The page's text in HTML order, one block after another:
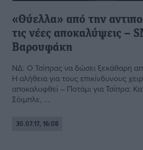
«Θύελλα» από την
τις νέες αποκαλύψεις –
Βαρουφάκη
ΝΔ: Ο Τσίπρας να δώσει ξεκάθαρη
Η αλήθεια για τους επικίνδυνους
αποκαλυφθεί – Ποτάμι για Τσίπρα:
Σόιμπλε, ...
30.07.17, 16:08